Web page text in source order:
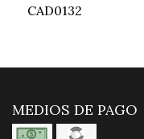
CAD0132
MEDIOS DE PAGO